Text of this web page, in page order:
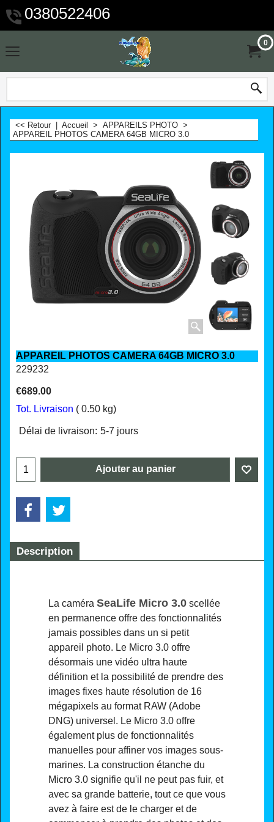
0380522406
0
<< Retour Accueil > APPAREILS PHOTO >
APPAREIL PHOTOS CAMERA 64GB MICRO 3.0
APPAREIL PHOTOS CAMERA 64GB MICRO 3.0
229232
€689.00
Tot. Livraison
0.50 kg
Délai de livraison: 5-7 jours
Ajouter au panier
Description
La caméra SeaLife Micro 3.0 scellée
en permanence offre des fonctionnalités
jamais possibles dans un si petit
appareil photo. Le Micro 3.0 offre
désormais une vidéo ultra haute
définition et la possibilité de prendre des
images fixes haute résolution de 16
mégapixels au format RAW (Adobe
DNG) universel. Le Micro 3.0 offre
également plus de fonctionnalités
manuelles pour affiner vos images sous-
marines. La construction étanche du
Micro 3.0 signifie qu'il ne peut pas fuir, et
avec sa grande batterie, tout ce que vous
avez à faire est de le charger et de